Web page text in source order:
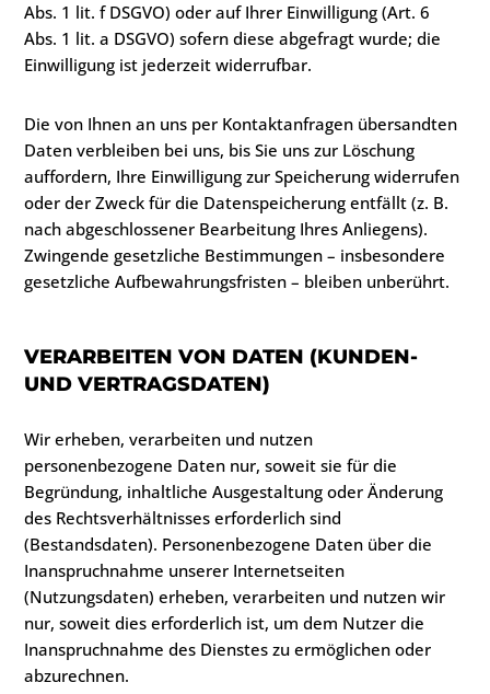
Abs. 1 lit. f DSGVO) oder auf Ihrer Einwilligung (Art. 6
Abs. 1 lit. a DSGVO) sofern diese abgefragt wurde; die
Einwilligung ist jederzeit widerrufbar.
Die von Ihnen an uns per Kontaktanfragen übersandten
Daten verbleiben bei uns, bis Sie uns zur Löschung
auffordern, Ihre Einwilligung zur Speicherung widerrufen
oder der Zweck für die Datenspeicherung entfällt (z. B.
nach abgeschlossener Bearbeitung Ihres Anliegens).
Zwingende gesetzliche Bestimmungen – insbesondere
gesetzliche Aufbewahrungsfristen – bleiben unberührt.
VERARBEITEN VON DATEN (KUNDEN-
UND VERTRAGSDATEN)
Wir erheben, verarbeiten und nutzen
personenbezogene Daten nur, soweit sie für die
Begründung, inhaltliche Ausgestaltung oder Änderung
des Rechtsverhältnisses erforderlich sind
(Bestandsdaten). Personenbezogene Daten über die
Inanspruchnahme unserer Internetseiten
(Nutzungsdaten) erheben, verarbeiten und nutzen wir
nur, soweit dies erforderlich ist, um dem Nutzer die
Inanspruchnahme des Dienstes zu ermöglichen oder
abzurechnen.